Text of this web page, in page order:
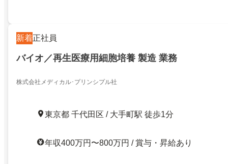
新着正社員
バイオ／再生医療用細胞培養 製造 業務
株式会社メディカル･プリンシプル社
東京都 千代田区 / 大手町駅 徒歩1分
年収400万円〜800万円 / 賞与・昇給あり